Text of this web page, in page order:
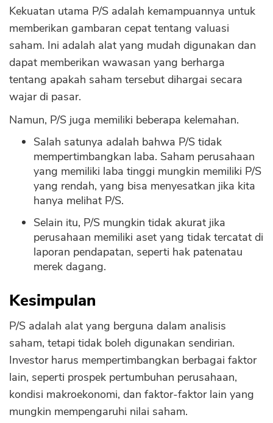
Kekuatan utama P/S adalah kemampuannya untuk
memberikan gambaran cepat tentang valuasi
saham. Ini adalah alat yang mudah digunakan dan
dapat memberikan wawasan yang berharga
tentang apakah saham tersebut dihargai secara
wajar di pasar.
Namun, P/S juga memiliki beberapa kelemahan.
Salah satunya adalah bahwa P/S tidak
mempertimbangkan laba. Saham perusahaan
yang memiliki laba tinggi mungkin memiliki P/S
yang rendah, yang bisa menyesatkan jika kita
hanya melihat P/S.
Selain itu, P/S mungkin tidak akurat jika
perusahaan memiliki aset yang tidak tercatat di
laporan pendapatan, seperti hak patenatau
merek dagang.
Kesimpulan
P/S adalah alat yang berguna dalam analisis
saham, tetapi tidak boleh digunakan sendirian.
Investor harus mempertimbangkan berbagai faktor
lain, seperti prospek pertumbuhan perusahaan,
kondisi makroekonomi, dan faktor-faktor lain yang
mungkin mempengaruhi nilai saham.
OK
CANCEL